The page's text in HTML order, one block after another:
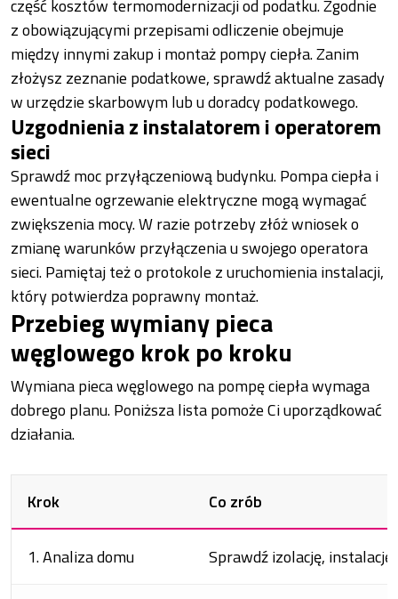
część kosztów termomodernizacji od podatku. Zgodnie
z obowiązującymi przepisami odliczenie obejmuje
między innymi zakup i montaż pompy ciepła. Zanim
złożysz zeznanie podatkowe, sprawdź aktualne zasady
w urzędzie skarbowym lub u doradcy podatkowego.
Uzgodnienia z instalatorem i operatorem
sieci
Sprawdź moc przyłączeniową budynku. Pompa ciepła i
ewentualne ogrzewanie elektryczne mogą wymagać
zwiększenia mocy. W razie potrzeby złóż wniosek o
zmianę warunków przyłączenia u swojego operatora
sieci. Pamiętaj też o protokole z uruchomienia instalacji,
który potwierdza poprawny montaż.
Przebieg wymiany pieca
węglowego krok po kroku
Wymiana pieca węglowego na pompę ciepła wymaga
dobrego planu. Poniższa lista pomoże Ci uporządkować
działania.
Krok Co zrób
1. Analiza domu Sprawdź izolację,